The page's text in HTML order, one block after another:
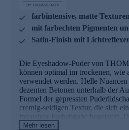
farbintensive, matte Texturen
mit farbechten Pigmenten
Satin-Finish mit
Die Eyeshadow-Puder von
können optimal im trockenen, wie
verwendet werden. Helle
dezenten Betonen unterhalb der
Formel der gepressten
cremig-seidigen Textur, die sich
intensiver Farbabgabe begeistert.
sehr weichen Auftrag, ist leicht zu
Mehr lesen